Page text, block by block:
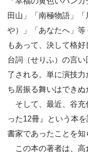
田山」「南極物語」
や）」「あなたへ」
もあって、決して格
台詞（せりふ）の言
了される。単に演技
ち居振る舞いはできぬ
そして、最近、谷充
った12冊』という本
書家であったことを知
この本の著者は、高